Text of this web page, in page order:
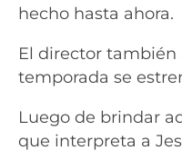
hecho hasta ahora.
El director
temporada se
Luego de brindar
que interpreta a